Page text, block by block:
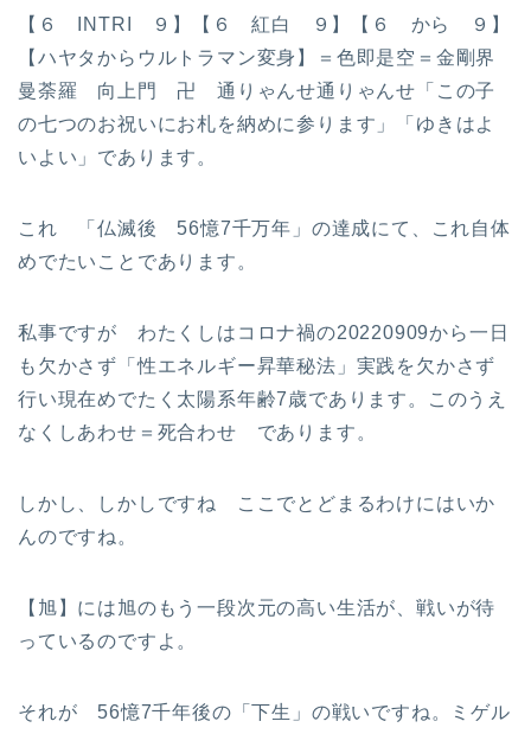
【６ INTRI ９】【６ 紅白 ９】【６ から ９】
【ハヤタからウルトラマン変身】＝色即是空＝金剛界
曼荼羅 向上門 卍 通りゃんせ通りゃんせ「この子
の七つのお祝いにお札を納めに参ります」「ゆきはよ
いよい」であります。
これ 「仏滅後 56憶7千万年」の達成にて、これ自体
めでたいことであります。
私事ですが わたくしはコロナ禍の20220909から一日
も欠かさず「性エネルギー昇華秘法」実践を欠かさず
行い現在めでたく太陽系年齢7歳であります。このうえ
なくしあわせ＝死合わせ であります。
しかし、しかしですね ここでとどまるわけにはいか
んのですね。
【旭】には旭のもう一段次元の高い生活が、戦いが待
っているのですよ。
それが 56憶7千年後の「下生」の戦いですね。ミゲル